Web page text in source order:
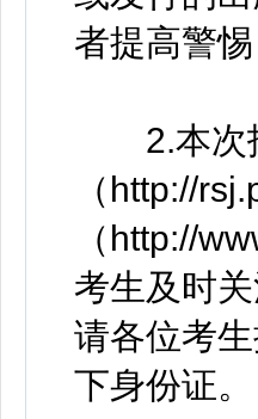
者提高警
2.本次招
（http://
（http://
考生及时
请各位考
下身份证。